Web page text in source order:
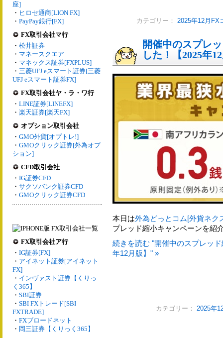
座]
・ ヒロセ通商[LION FX]
・ PayPay銀行[FX]
FX取引会社マ行
・ 松井証券
・ マネースクエア
・ マネックス証券[FXPLUS]
・ 三菱UFJ eスマート証券[三菱
UFJ eスマート証券FX]
FX取引会社ヤ・ラ・ワ行
・ LINE証券[LINEFX]
・ 楽天証券[楽天FX]
オプション取引会社
・ GMO外貨[オプトレ!]
・ GMOクリック証券[外為オプ
ション]
CFD取引会社
・ IG証券CFD
・ サクソバンク証券CFD
・ GMOクリック証券CFD
FX取引会社ア行
・ IG証券[FX]
・ アイネット証券[アイネット
FX]
・ インヴァスト証券【くりっ
く365】
・ SBI証券
・ SBI FXトレード[SBI
FXTRADE]
・ FXブロードネット
・ 岡三証券【くりっく365】
カテゴリー： 2025年12月FX
開催中のスプレ
した！【2025年
本日は外為どっとコム[外貨ネク
プレッド縮小キャンペーンを紹
続きを読む "開催中のスプレッ
年12月版】" »
カテゴリー： 2025年